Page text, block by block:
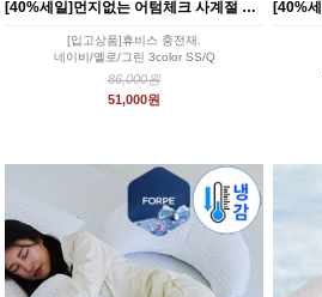
[40%세일]먼지없는 어텀체크 사계절 차렵이불 3color
[입고상품]휴비스 충전재.
네이비/옐로/그린 3color SS/Q
86,000원
51,000원